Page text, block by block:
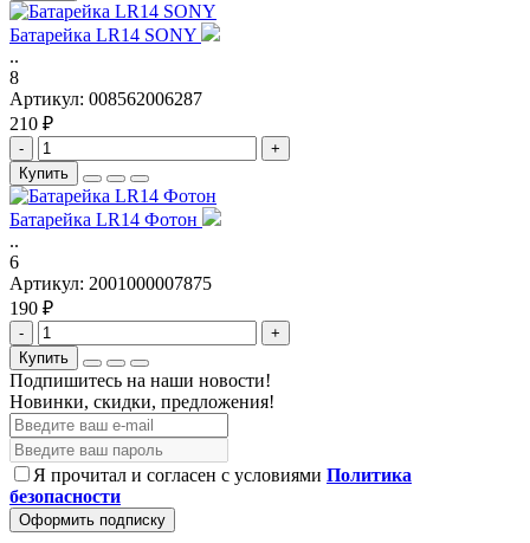
Батарейка LR14 SONY
..
8
Артикул: 008562006287
210 ₽
-
+
Купить
Батарейка LR14 Фотон
..
6
Артикул: 2001000007875
190 ₽
-
+
Купить
Подпишитесь на наши новости!
Новинки, скидки, предложения!
Я прочитал и согласен с условиями Политика
безопасности
Оформить подписку